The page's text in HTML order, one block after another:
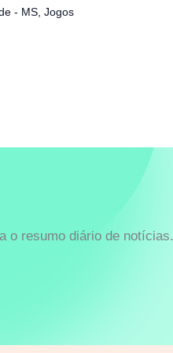
- MS, Jogos
o resumo diário de notícias.